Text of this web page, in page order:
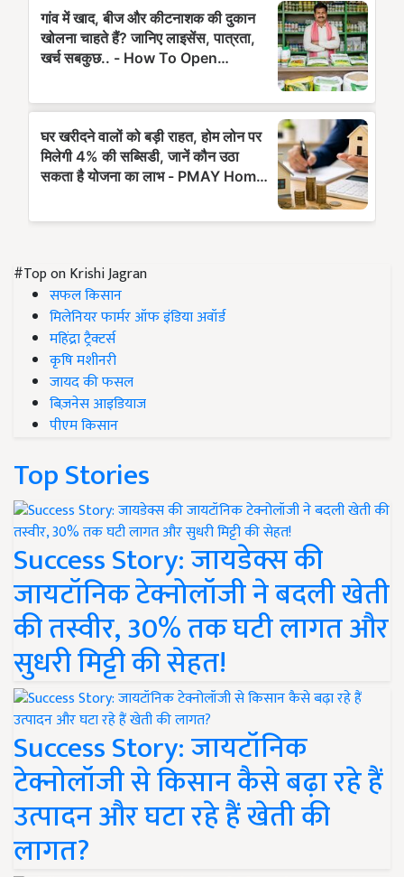
#Top on Krishi Jagran
सफल किसान
मिलेनियर फार्मर ऑफ इंडिया अवॉर्ड
महिंद्रा ट्रैक्टर्स
कृषि मशीनरी
जायद की फसल
बिज़नेस आइडियाज
पीएम किसान
Top Stories
Success Story: जायडेक्स की
जायटॉनिक टेक्नोलॉजी ने बदली खेती
की तस्वीर, 30% तक घटी लागत और
सुधरी मिट्टी की सेहत!
Success Story: जायटॉनिक
टेक्नोलॉजी से किसान कैसे बढ़ा रहे हैं
उत्पादन और घटा रहे हैं खेती की
लागत?